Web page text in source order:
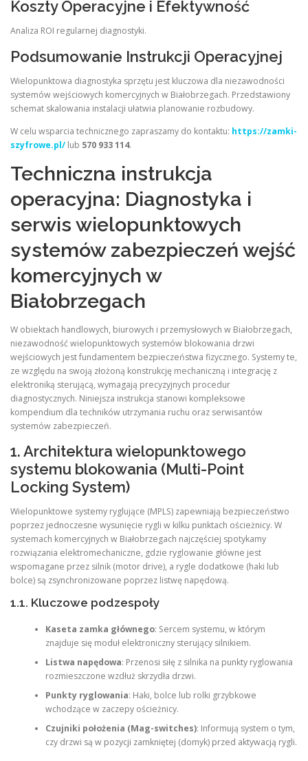
Koszty Operacyjne i Efektywność
Analiza ROI regularnej diagnostyki.
Podsumowanie Instrukcji Operacyjnej
Wielopunktowa diagnostyka sprzętu jest kluczowa dla niezawodności
systemów wejściowych komercyjnych w Białobrzegach. Przedstawiony
schemat skalowania instalacji ułatwia planowanie rozbudowy.
W celu wsparcia technicznego zapraszamy do kontaktu: https://zamki-
szyfrowe.pl/ lub 570 933 114.
Techniczna instrukcja
operacyjna: Diagnostyka i
serwis wielopunktowych
systemów zabezpieczeń wejść
komercyjnych w
Białobrzegach
W obiektach handlowych, biurowych i przemysłowych w Białobrzegach,
niezawodność wielopunktowych systemów blokowania drzwi
wejściowych jest fundamentem bezpieczeństwa fizycznego. Systemy te,
ze względu na swoją złożoną konstrukcję mechaniczną i integrację z
elektroniką sterującą, wymagają precyzyjnych procedur
diagnostycznych. Niniejsza instrukcja stanowi kompleksowe
kompendium dla techników utrzymania ruchu oraz serwisantów
systemów zabezpieczeń.
1. Architektura wielopunktowego
systemu blokowania (Multi-Point
Locking System)
Wielopunktowe systemy ryglujące (MPLS) zapewniają bezpieczeństwo
poprzez jednoczesne wysunięcie rygli w kilku punktach ościeżnicy. W
systemach komercyjnych w Białobrzegach najczęściej spotykamy
rozwiązania elektromechaniczne, gdzie ryglowanie główne jest
wspomagane przez silnik (motor drive), a rygle dodatkowe (haki lub
bolce) są zsynchronizowane poprzez listwę napędową.
1.1. Kluczowe podzespoły
Kaseta zamka głównego: Sercem systemu, w którym
znajduje się moduł elektroniczny sterujący silnikiem.
Listwa napędowa: Przenosi siłę z silnika na punkty ryglowania
rozmieszczone wzdłuż skrzydła drzwi.
Punkty ryglowania: Haki, bolce lub rolki grzybkowe
wchodzące w zaczepy ościeżnicy.
Czujniki położenia (Mag-switches): Informują system o tym,
czy drzwi są w pozycji zamkniętej (domyk) przed aktywacją rygli.